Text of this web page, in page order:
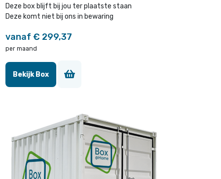
Deze box blijft bij jou ter plaatste staan
Deze komt niet bij ons in bewaring
vanaf € 299,37
per maand
Bekijk Box